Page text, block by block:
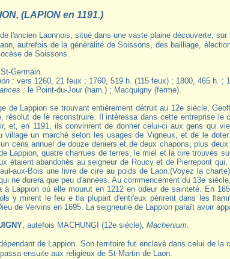
(LAPION en 1191.)
autrefois de la généralité de Soissons, des bailliage,
de Soissons.
St-Germain.
: vers 1260, 21 feux ; 1760, 519 h. (115 feux) ; 1800, 465 h. ;
: le Point-du-Jour (ham.) ; Macquigny (ferme).
de Lappion se trouvant entièrement détruit au 12e siècle,
résolut de le reconstruire. Il intéressa dans cette entreprise
et, en 1191, ils convinrent de donner celui-ci aux gens qui
village un marché selon les usages de Vigneux, et de le
cens annuel de douze deniers et de deux chapons, plus
Lappion, quatre charrues de terres, le miel et la cire trouvés
étaient abandonés au seigneur de Roucy et de Pierrepont
aux-Bois une livre de cire au poids de Laon.(Voyez la
ne durera que peu d'années. Au commencement du 13e
à Lappion où elle mourut en 1212 en odeur de sainteté. En
y mirent le feu e tla plupart d'entr'eux périrent dans les
de Vervins en 1695. La seigneurie de Lappion paraît avoir
, autefois MACHUNGI (12e siècle), Machenium.
ensuite aux religieux de St-Martin de Laon.